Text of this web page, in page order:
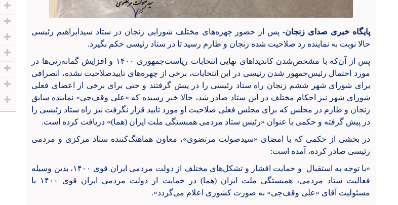
پایگاه خبری صدای زنجان- پس از حضور چهره‌های مختلف شورایی زنجان در ستاد سیدابراهیم رئیسی
حالا نوبت به نماینده رد صلاحیت شده زنجان و طارم رسید تا در ستاد رئیسی حکم بگیرد.
پس از آن‌که با مشخص‌شدن کاندیداهای نهایی انتخابات ریاست‌جمهوری ۱۴۰۰ و افزایش گمانه‌زنی‌ها در
مورد احتمال رئیس‌جمهور شدن رئیسی در این انتخابات، برخی از چهره‌های تاییدصلاحیت نشده، انصرافی
برای شورای شهر ششم زنجان راه ستاد رئیسی را در پیش گرفتند و حتی برای برخی از اعضای فعلی
شورای شهر نیز احکام مختلف در این ستاد صادر شد، حالا خبر رسیده که «علی وقف‌چی» نماینده سابق
زنجان و طارم در مجلس که برای مجلس فعلی صلاحیت او مورد تایید قرار نگرفت نیز راه ستاد رئیسی را
در پیش گرفته و حکمی با عنوان «رئیس ستاد مردمی همبستگی ملت ایران (هما)» دریافت کرده است.
در بخشی از حکمی که با امضای «سیدصولت مرتضوی»، معاون هماهنگ‌کننده ستاد مرکزی و مردمی
رئیسی صادر کرده، آمده است:
«با توجه به استقبال و حمایت اقشار و تشکل‌های مختلف از دولت مردمی ایران قوی ۱۴۰۰، بدین وسیله
فعالیت ستاد مردمی، همبستگی ملت ایران (هما) در حمایت از دولت مردمی ایران قوی ۱۴۰۰ با
مسئولیت آقای «علی وقف‌چی» به صورت کشوری اعلام می‌گردد».